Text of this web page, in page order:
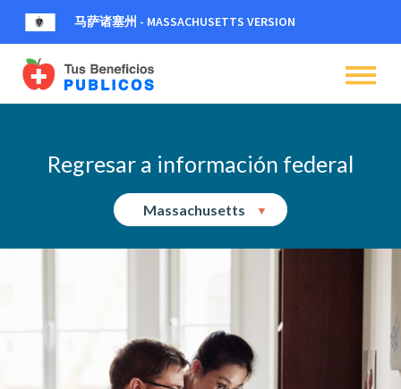
马萨诸塞州 - MASSACHUSETTS VERSION
dehaze
dehaze
dehaze
Regresar a información federal
Massachusetts